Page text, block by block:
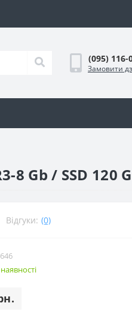
(095) 116-
Замовити
8 Gb / SSD 120
Відгуки: (0)